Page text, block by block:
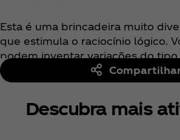
O "adivinhador" faz
sim ou não para descobrir
identidade secreta.
Defina um número máximo de
O "adivinhador" marca ponto
Esta é uma brincadeira muito
que estimula o raciocínio lógico.
podem inventar variações do tipo
é o bicho?" ou "qual é a fruta", etc.
Descubra mais